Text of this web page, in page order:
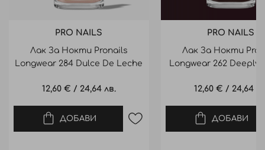
PRO NAILS
Лак За Нокти Pronails
Longwear 284 Dulce De Leche
12,60 € / 24,64 лв.
ДОБАВИ
PRO NAILS
Лак За Нокти
Longwear 262 Deeply
12,60 € / 24,64
ДОБАВИ